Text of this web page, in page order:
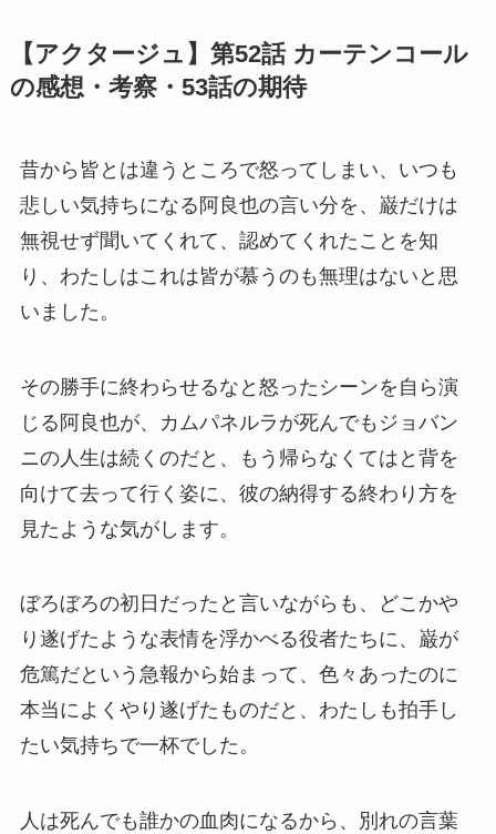
【アクタージュ】第52話 カーテンコール
の感想・考察・53話の期待
昔から皆とは違うところで怒ってしまい、いつも
悲しい気持ちになる阿良也の言い分を、巌だけは
無視せず聞いてくれて、認めてくれたことを知
り、わたしはこれは皆が慕うのも無理はないと思
いました。
その勝手に終わらせるなと怒ったシーンを自ら演
じる阿良也が、カムパネルラが死んでもジョバン
ニの人生は続くのだと、もう帰らなくてはと背を
向けて去って行く姿に、彼の納得する終わり方を
見たような気がします。
ぼろぼろの初日だったと言いながらも、どこかや
り遂げたような表情を浮かべる役者たちに、巌が
危篤だという急報から始まって、色々あったのに
本当によくやり遂げたものだと、わたしも拍手し
たい気持ちで一杯でした。
人は死んでも誰かの血肉になるから、別れの言葉